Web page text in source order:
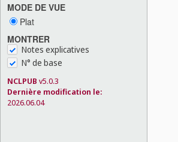
MODE DE VUE
Plat
MONTRER
Notes explicatives
N° de base
NCLPUB v5.0.3
Dernière modification le:
2026.06.04